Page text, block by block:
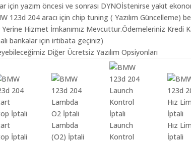
için yazım öncesi ve sonrası DYNOİstenirse yakıt
123d 204 aracı için chip tuning ( Yazılım Güncelleme)
Hizmet İmkanımız Mevcuttur.Ödemeleriniz Kredi
bankalar için irtibata geçiniz)
Diğer Ücretsiz Yazılım Opsiyonları
İptali
Lambda
(O2) İptali
Launch
Kontrol
Hız
İptali